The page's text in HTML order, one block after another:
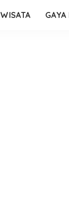
WISATA GAYA